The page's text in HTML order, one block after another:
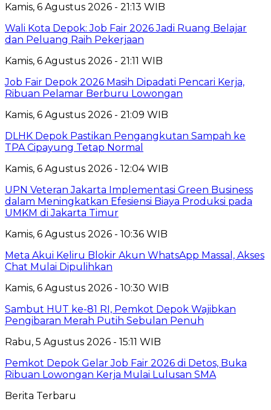
Kamis, 6 Agustus 2026 - 21:13 WIB
Wali Kota Depok: Job Fair 2026 Jadi Ruang Belajar
dan Peluang Raih Pekerjaan
Kamis, 6 Agustus 2026 - 21:11 WIB
Job Fair Depok 2026 Masih Dipadati Pencari Kerja,
Ribuan Pelamar Berburu Lowongan
Kamis, 6 Agustus 2026 - 21:09 WIB
DLHK Depok Pastikan Pengangkutan Sampah ke
TPA Cipayung Tetap Normal
Kamis, 6 Agustus 2026 - 12:04 WIB
UPN Veteran Jakarta Implementasi Green Business
dalam Meningkatkan Efesiensi Biaya Produksi pada
UMKM di Jakarta Timur
Kamis, 6 Agustus 2026 - 10:36 WIB
Meta Akui Keliru Blokir Akun WhatsApp Massal, Akses
Chat Mulai Dipulihkan
Kamis, 6 Agustus 2026 - 10:30 WIB
Sambut HUT ke-81 RI, Pemkot Depok Wajibkan
Pengibaran Merah Putih Sebulan Penuh
Rabu, 5 Agustus 2026 - 15:11 WIB
Pemkot Depok Gelar Job Fair 2026 di Detos, Buka
Ribuan Lowongan Kerja Mulai Lulusan SMA
Berita Terbaru